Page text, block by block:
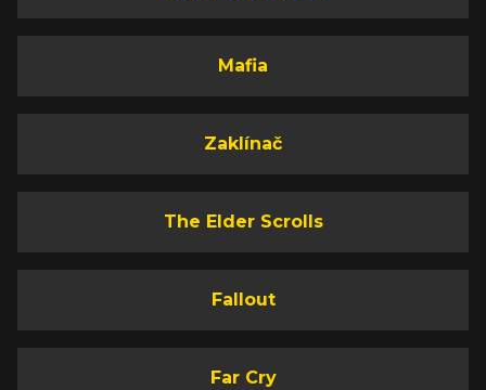
Mafia
Zaklínač
The Elder Scrolls
Fallout
Far Cry